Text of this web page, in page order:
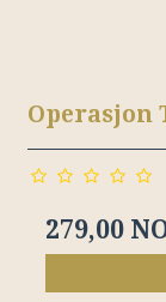
Operasjon
279,00